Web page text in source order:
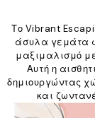
Το Vibrant
άσυλα γεμάτα
μαξιμαλισμό
Αυτή η
δημιουργώντας
και